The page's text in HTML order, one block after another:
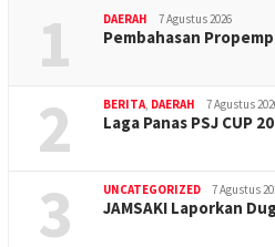
1 DAERAH 7 Agustus 2026
Pembahasan
2 BERITA, DAERAH 7 Agustus
Laga Panas PSJ CUP
3 UNCATEGORIZED 7 Agustus
JAMSAKI Laporkan